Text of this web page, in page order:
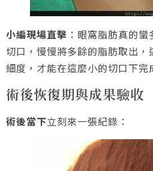
小編現場直擊 ：眼窩脂肪真的
切口，慢慢將多餘的脂肪取出
細度，才能在這麼小的切口下完
術後恢復期與成果驗收
術後當下立刻來一張紀錄：